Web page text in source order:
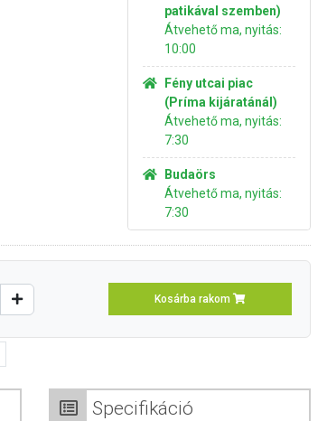
patikával szemben)
Átvehető ma, nyitás:
10:00
Fény utcai piac
(Príma kijáratánál)
Átvehető ma, nyitás:
7:30
Budaörs
Átvehető ma, nyitás:
7:30
Kosárba rakom
Specifikáció